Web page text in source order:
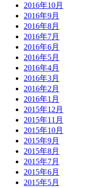
2016年10月
2016年9月
2016年8月
2016年7月
2016年6月
2016年5月
2016年4月
2016年3月
2016年2月
2016年1月
2015年12月
2015年11月
2015年10月
2015年9月
2015年8月
2015年7月
2015年6月
2015年5月